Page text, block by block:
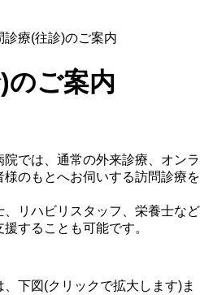
診療(往診)のご案内
のご案内
では、通常の外来診療、オンラ
のもとへお伺いする訪問診療を
リハビリスタッフ、栄養士など
することも可能です。
下図(クリックで拡大します)ま